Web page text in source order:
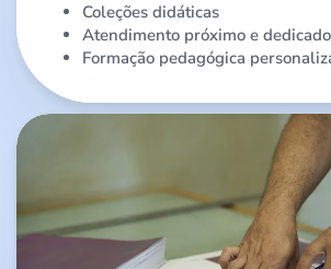
Coleções didáticas
Atendimento próximo e dedicado
Formação pedagógica